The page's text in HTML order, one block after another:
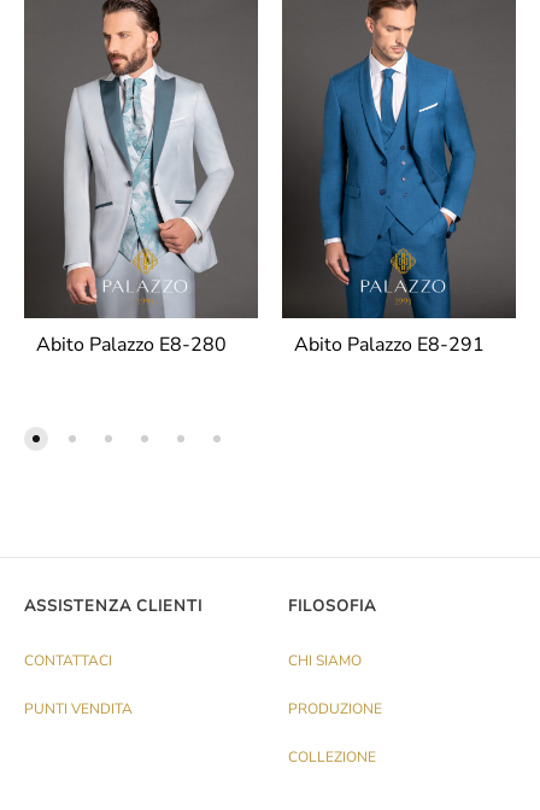
Abito Palazzo E8-280 Abito Palazzo E8-291
ASSISTENZA CLIENTI
CONTATTACI
PUNTI VENDITA
FILOSOFIA
CHI SIAMO
PRODUZIONE
COLLEZIONE